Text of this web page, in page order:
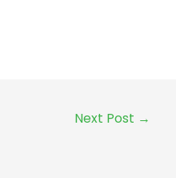
Next Post →